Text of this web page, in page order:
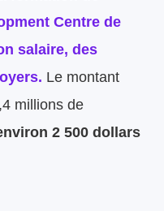
Centre de
salaire, des
Le montant
millions de
2 500 dollars